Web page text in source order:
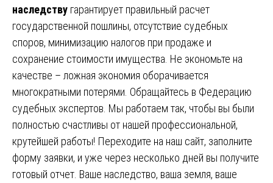
наследству гарантирует правильный расчет
государственной пошлины, отсутствие судебных
споров, минимизацию налогов при продаже и
сохранение стоимости имущества. Не экономьте на
качестве – ложная экономия оборачивается
многократными потерями. Обращайтесь в Федерацию
судебных экспертов. Мы работаем так, чтобы вы были
полностью счастливы от нашей профессиональной,
крутейшей работы! Переходите на наш сайт, заполните
форму заявки, и уже через несколько дней вы получите
готовый отчет. Ваше наследство, ваша земля, ваше